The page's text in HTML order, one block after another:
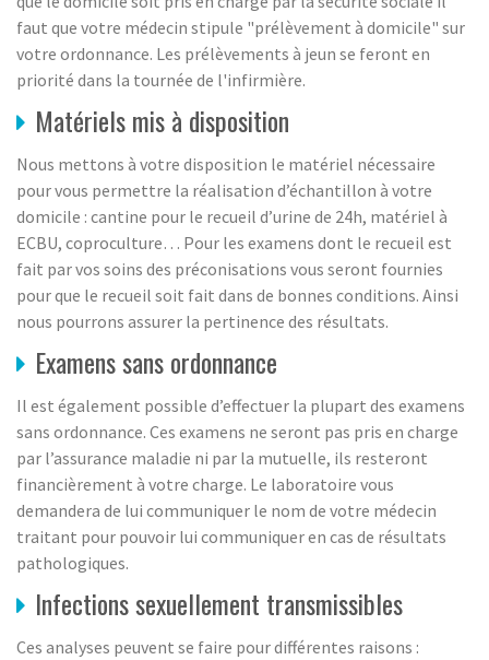
faut que votre médecin stipule "prélèvement à domicile" sur
votre ordonnance. Les prélèvements à jeun se feront en
priorité dans la tournée de l'infirmière.
Matériels mis à disposition
Nous mettons à votre disposition le matériel nécessaire
pour vous permettre la réalisation d’échantillon à votre
domicile : cantine pour le recueil d’urine de 24h, matériel à
ECBU, coproculture… Pour les examens dont le recueil est
fait par vos soins des préconisations vous seront fournies
pour que le recueil soit fait dans de bonnes conditions. Ainsi
nous pourrons assurer la pertinence des résultats.
Examens sans ordonnance
Il est également possible d’effectuer la plupart des examens
sans ordonnance. Ces examens ne seront pas pris en charge
par l’assurance maladie ni par la mutuelle, ils resteront
financièrement à votre charge. Le laboratoire vous
demandera de lui communiquer le nom de votre médecin
traitant pour pouvoir lui communiquer en cas de résultats
pathologiques.
Infections sexuellement transmissibles
Ces analyses peuvent se faire pour différentes raisons :